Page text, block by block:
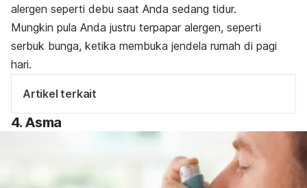
alergen seperti debu saat Anda sedang tidur.
Mungkin pula Anda justru terpapar alergen, seperti
serbuk bunga, ketika membuka jendela rumah di pagi
hari.
Artikel terkait
4. Asma